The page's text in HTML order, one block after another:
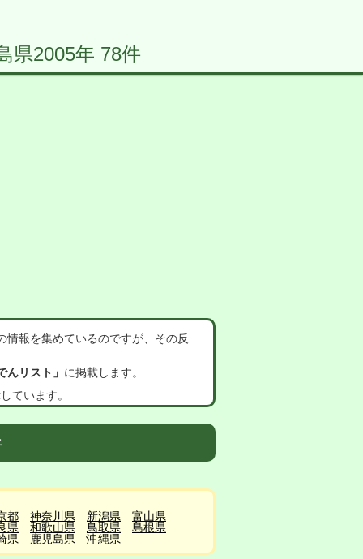
2005年 78件
報を集めているのですが、その反
んリスト」 に掲載します。
ています。
都 神奈川県 新潟県
富山県
県
和歌山県 鳥取県
島根県
県
鹿児島県 沖縄県